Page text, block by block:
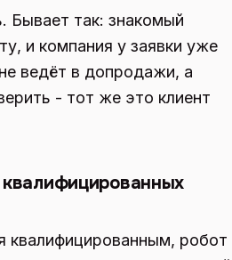
Бывает так: знакомый
и компания у заявки уже
ведёт в допродажи, а
- тот же это клиент
квалифицированным, робот